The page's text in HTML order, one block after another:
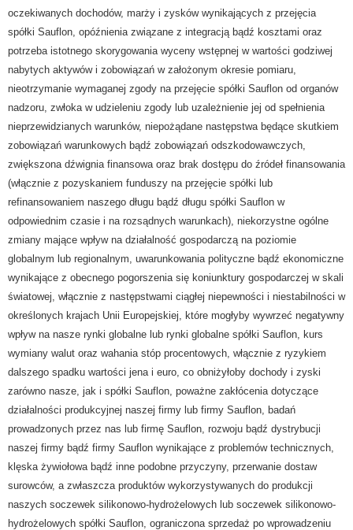
oczekiwanych dochodów, marży i zysków wynikających z przejęcia
spółki Sauflon, opóźnienia związane z integracją bądź kosztami oraz
potrzeba istotnego skorygowania wyceny wstępnej w wartości godziwej
nabytych aktywów i zobowiązań w założonym okresie pomiaru,
nieotrzymanie wymaganej zgody na przejęcie spółki Sauflon od organów
nadzoru, zwłoka w udzieleniu zgody lub uzależnienie jej od spełnienia
nieprzewidzianych warunków, niepożądane następstwa będące skutkiem
zobowiązań warunkowych bądź zobowiązań odszkodowawczych,
zwiększona dźwignia finansowa oraz brak dostępu do źródeł finansowania
(włącznie z pozyskaniem funduszy na przejęcie spółki lub
refinansowaniem naszego długu bądź długu spółki Sauflon w
odpowiednim czasie i na rozsądnych warunkach), niekorzystne ogólne
zmiany mające wpływ na działalność gospodarczą na poziomie
globalnym lub regionalnym, uwarunkowania polityczne bądź ekonomiczne
wynikające z obecnego pogorszenia się koniunktury gospodarczej w skali
światowej, włącznie z następstwami ciągłej niepewności i niestabilności w
określonych krajach Unii Europejskiej, które mogłyby wywrzeć negatywny
wpływ na nasze rynki globalne lub rynki globalne spółki Sauflon, kurs
wymiany walut oraz wahania stóp procentowych, włącznie z ryzykiem
dalszego spadku wartości jena i euro, co obniżyłoby dochody i zyski
zarówno nasze, jak i spółki Sauflon, poważne zakłócenia dotyczące
działalności produkcyjnej naszej firmy lub firmy Sauflon, badań
prowadzonych przez nas lub firmę Sauflon, rozwoju bądź dystrybucji
naszej firmy bądź firmy Sauflon wynikające z problemów technicznych,
klęska żywiołowa bądź inne podobne przyczyny, przerwanie dostaw
surowców, a zwłaszcza produktów wykorzystywanych do produkcji
naszych soczewek silikonowo-hydrożelowych lub soczewek silikonowo-
hydrożelowych spółki Sauflon, ograniczona sprzedaż po wprowadzeniu